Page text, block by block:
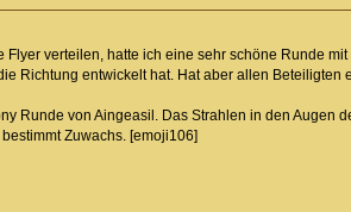
verteilen, hatte ich eine sehr schöne Runde
Richtung entwickelt hat. Hat aber allen Beteiligten
Runde von Aingeasil. Das Strahlen in den Augen
Zuwachs. [emoji106]